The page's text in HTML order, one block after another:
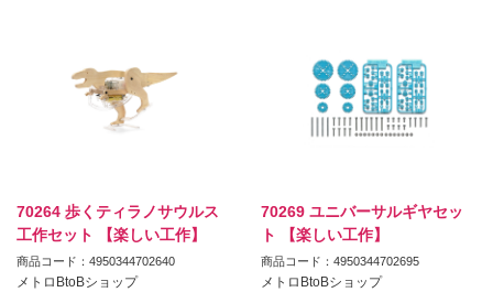
70264 歩くティラノサウルス
工作セット 【楽しい工作】
商品コード：4950344702640
メトロBtoBショップ
70269 ユニバーサルギヤセッ
ト 【楽しい工作】
商品コード：4950344702695
メトロBtoBショップ